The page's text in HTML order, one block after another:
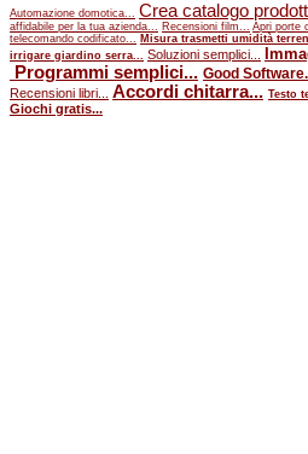
Automazione domotica... Crea catalogo
affidabile per la tua azienda... Recensioni film... Apri porte
telecomando codificato... Misura trasmetti umidità
irrigare giardino serra... Soluzioni semplici...
Programmi semplici... Good
Recensioni libri... Accordi chitarra... Testo
Giochi gratis...